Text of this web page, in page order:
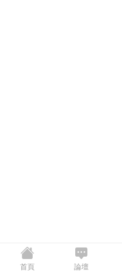
首頁 論壇